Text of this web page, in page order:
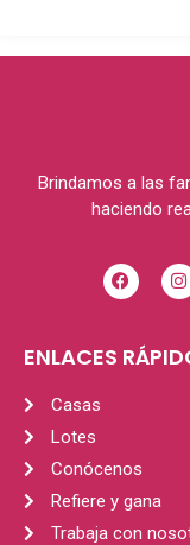
Brindamos a las
haciendo
ENLACES
Casas
Lotes
Conócenos
Refiere y gana
Trabaja con